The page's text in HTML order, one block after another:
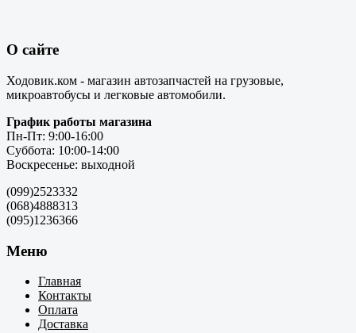
О сайте
Ходовик.ком - магазин автозапчастей на грузовые,
микроавтобусы и легковые автомобили.
График работы магазина
Пн-Пт: 9:00-16:00
Суббота: 10:00-14:00
Воскресенье: выходной
(099)2523332
(068)4888313
(095)1236366
Меню
Главная
Контакты
Оплата
Доставка